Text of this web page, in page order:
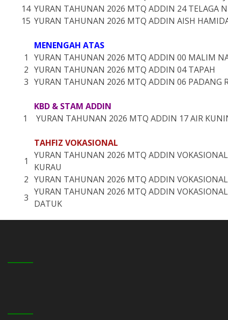
14 YURAN TAHUNAN 2026 MTQ ADDIN 24 TELAGA
15 YURAN TAHUNAN 2026 MTQ ADDIN AISH
MENENGAH ATAS
1
YURAN TAHUNAN 2026 MTQ ADDIN 00 MALIM
2 YURAN TAHUNAN 2026 MTQ ADDIN 04 TAPAH
3 YURAN TAHUNAN 2026 MTQ ADDIN 06 PADANG
KBD & STAM ADDIN
1
YURAN TAHUNAN 2026 MTQ ADDIN 17 AIR
TAHFIZ VOKASIONAL
1
YURAN TAHUNAN 2026 MTQ ADDIN
KURAU
2 YURAN TAHUNAN 2026 MTQ ADDIN
3
YURAN TAHUNAN 2026 MTQ ADDIN
DATUK